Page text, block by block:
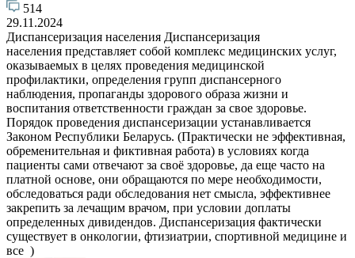
514
29.11.2024
Диспансеризация населения Диспансеризация
населения представляет собой комплекс медицинских услуг,
оказываемых в целях проведения медицинской
профилактики, определения групп диспансерного
наблюдения, пропаганды здорового образа жизни и
воспитания ответственности граждан за свое здоровье.
Порядок проведения диспансеризации устанавливается
Законом Республики Беларусь. (Практически не эффективная,
обременительная и фиктивная работа) в условиях когда
пациенты сами отвечают за своё здоровье, да еще часто на
платной основе, они обращаются по мере необходимости,
обследоваться ради обследования нет смысла, эффективнее
закрепить за лечащим врачом, при условии доплаты
определенных дивидендов. Диспансеризация фактически
существует в онкологии, фтизиатрии, спортивной медицине и
все )